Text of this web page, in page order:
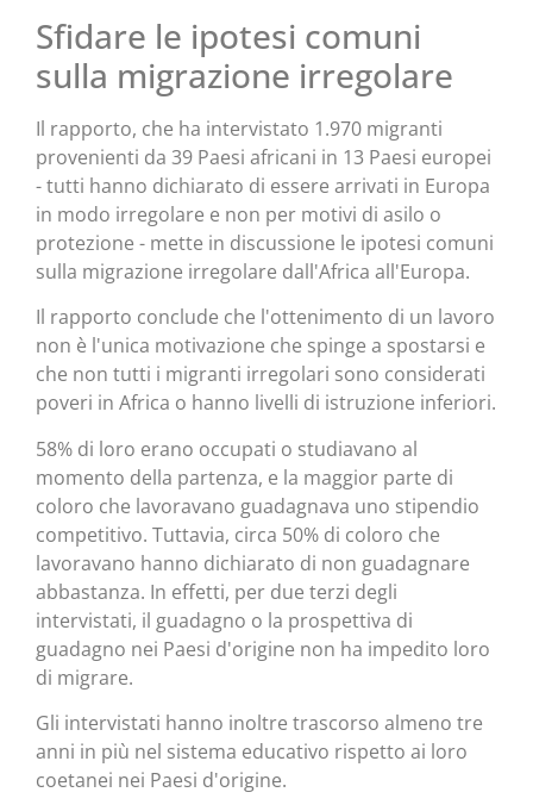
Sfidare le ipotesi comuni
sulla migrazione irregolare
Il rapporto, che ha intervistato 1.970 migranti
provenienti da 39 Paesi africani in 13 Paesi europei
- tutti hanno dichiarato di essere arrivati in Europa
in modo irregolare e non per motivi di asilo o
protezione - mette in discussione le ipotesi comuni
sulla migrazione irregolare dall'Africa all'Europa.
Il rapporto conclude che l'ottenimento di un lavoro
non è l'unica motivazione che spinge a spostarsi e
che non tutti i migranti irregolari sono considerati
poveri in Africa o hanno livelli di istruzione inferiori.
58% di loro erano occupati o studiavano al
momento della partenza, e la maggior parte di
coloro che lavoravano guadagnava uno stipendio
competitivo. Tuttavia, circa 50% di coloro che
lavoravano hanno dichiarato di non guadagnare
abbastanza. In effetti, per due terzi degli
intervistati, il guadagno o la prospettiva di
guadagno nei Paesi d'origine non ha impedito loro
di migrare.
Gli intervistati hanno inoltre trascorso almeno tre
anni in più nel sistema educativo rispetto ai loro
coetanei nei Paesi d'origine.